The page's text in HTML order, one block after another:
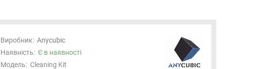
Виробник: Anycubic
Наявність: Є в наявності
Модель: Cleaning Kit